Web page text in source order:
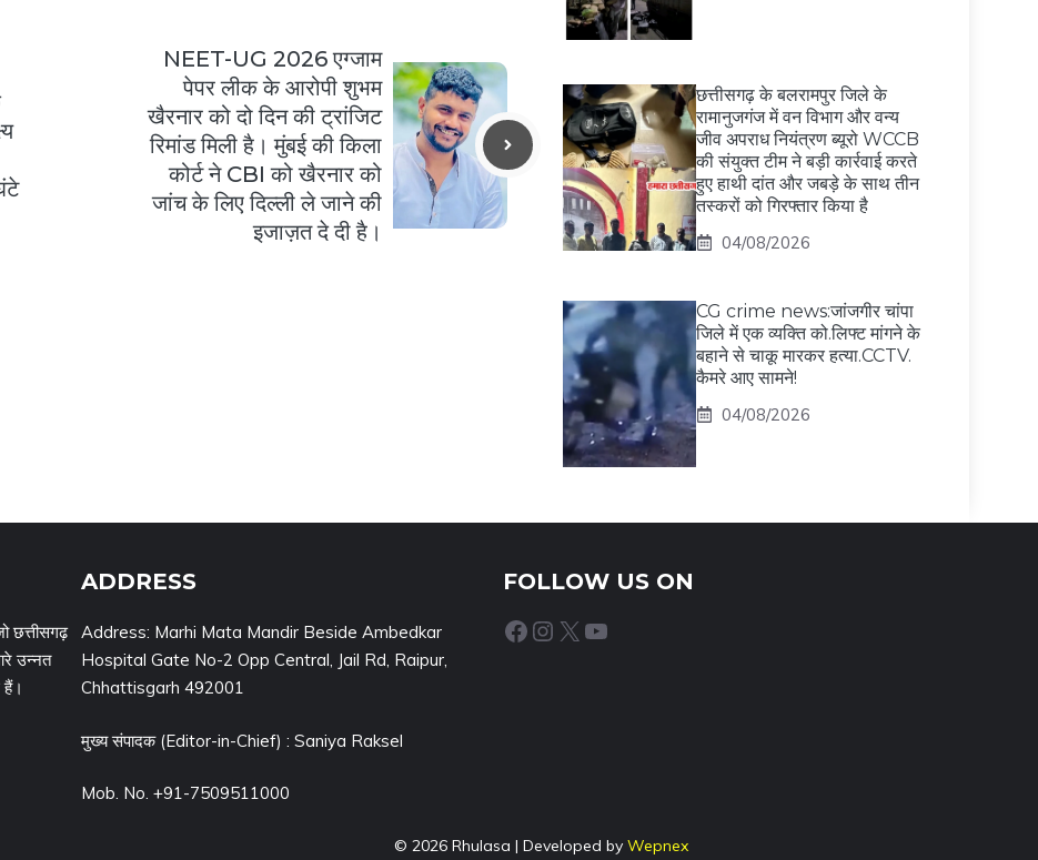
NEET-UG 2026 एग्जाम
पेपर लीक के आरोपी शुभम
खैरनार को दो दिन की ट्रांजिट
रिमांड मिली है। मुंबई की किला
कोर्ट ने CBI को खैरनार को
जांच के लिए दिल्ली ले जाने की
इजाज़त दे दी है।
छत्तीसगढ़ के बलरामपुर जिले के
रामानुजगंज में वन विभाग और वन्य
जीव अपराध नियंत्रण ब्यूरो WCCB
की संयुक्त टीम ने बड़ी कार्रवाई करते
हुए हाथी दांत और जबड़े के साथ तीन
तस्करों को गिरफ्तार किया है
04/08/2026
CG crime news:जांजगीर चांपा
जिले में एक व्यक्ति को.लिफ्ट मांगने के
बहाने से चाकू मारकर हत्या.CCTV.
कैमरे आए सामने!
04/08/2026
छत्तीसगढ़
उन्नत
हैं।
ADDRESS
Address: Marhi Mata Mandir Beside Ambedkar
Hospital Gate No-2 Opp Central, Jail Rd, Raipur,
Chhattisgarh 492001
मुख्य संपादक (Editor-in-Chief) : Saniya Raksel
Mob. No. +91-7509511000
FOLLOW US ON
Facebook Instagram X YouTube
© 2026 Rhulasa | Developed by Wepnex